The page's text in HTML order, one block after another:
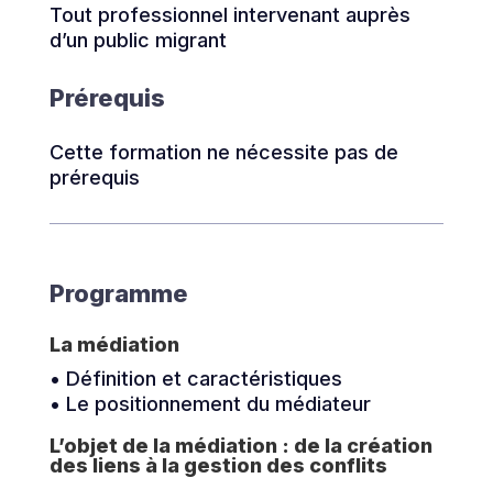
Tout professionnel intervenant auprès
d’un public migrant
Prérequis
Cette formation ne nécessite pas de
prérequis
Programme
La médiation
• Définition et caractéristiques
• Le positionnement du médiateur
L’objet de la médiation : de la création
des liens à la gestion des conflits